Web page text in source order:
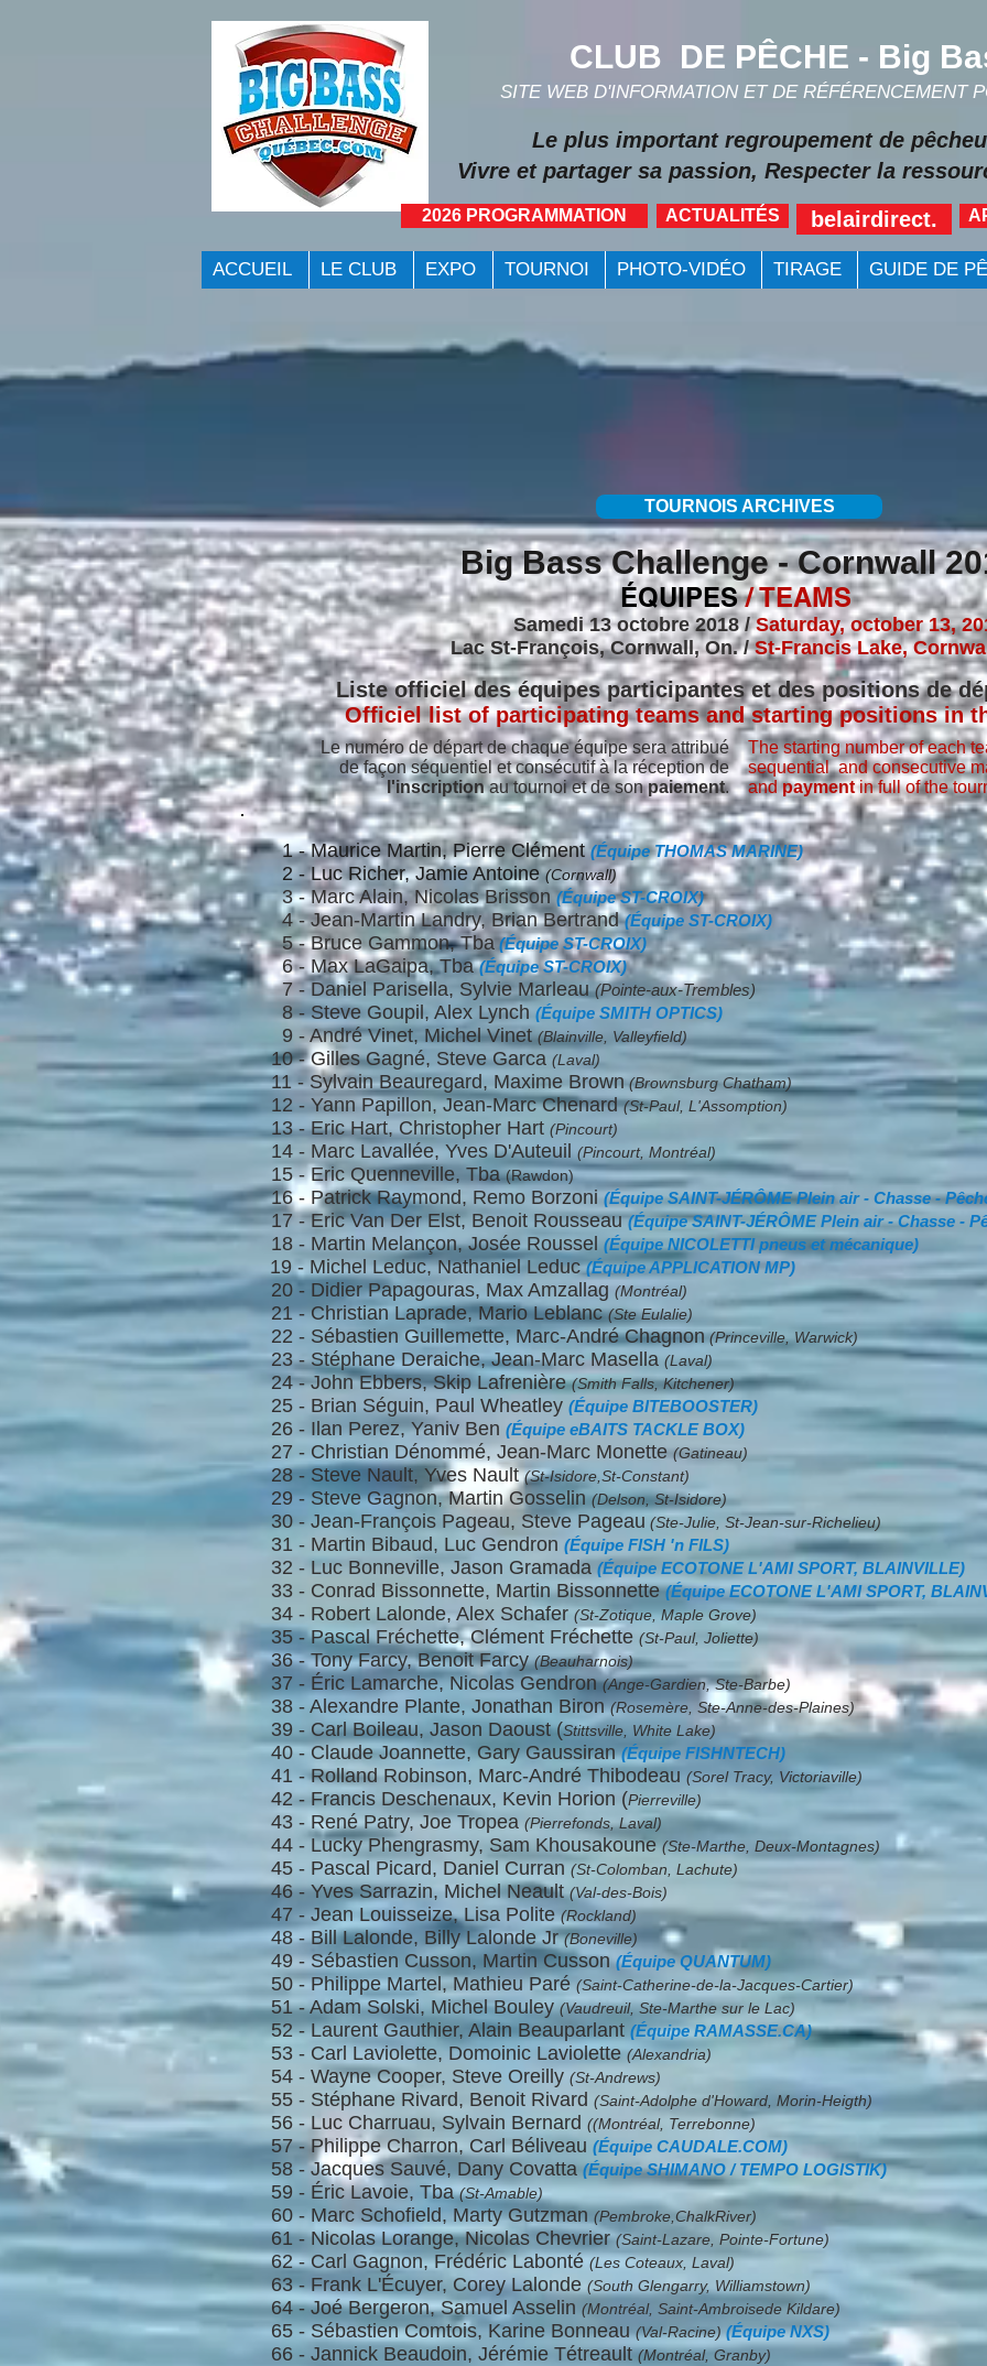
CLUB DE PÊCHE - Big
SITE WEB D'INFORMATION ET DE RÉFÉRENCEMENT
Vivre et partager sa passion, Respecter la
2026 PROGRAMMATION ACTUALITÉS belairdirect.
Le plus important regroupement de
ACCUEIL LE CLUB EXPO TOURNOI PHOTO-VIDÉO TIRAGE GUIDE DE
TOURNOIS ARCHIVES
Big Bass Challenge - Cornwall
ÉQUIPES/ TEAMS
Samedi 13 octobre 2018 /Saturday, october 13,
Lac St-François, Cornwall, On. /St-Francis Lake,
Liste officiel des équipes participantes et des positions de
Officiel list of participating teams and starting positions in
Le numéro de départ de chaque équipe sera attribué
de façon séquentiel et consécutifà la réception de
l'inscriptionau tournoi et de sonpaiement.
The starting number of each
sequential andconsecutive
andpaymentin full of the
1 -Maurice Martin, Pierre Clément(Équipe THOMAS MARINE)
2 - Luc Richer, Jamie Antoine(Cornwall)
3 - Marc Alain, Nicolas Brisson(Équipe ST-CROIX)
4 - Jean-Martin Landry, Brian Bertrand(Équipe ST-CROIX)
5 -Bruce Gammon, Tba (Équipe ST-CROIX)
6 - Max LaGaipa,Tba(Équipe ST-CROIX)
7 -Daniel Parisella, Sylvie Marleau(Pointe-aux-Trembles)
8 - Steve Goupil, Alex Lynch (Équipe SMITH OPTICS)
9 - André Vinet, Michel Vinet(Blainville, Valleyfield)
10 - Gilles Gagné, Steve Garca (Laval)
11 - Sylvain Beauregard, Maxime Brown(Brownsburg Chatham)
12 - Yann Papillon, Jean-Marc Chenard(St-Paul, L'Assomption)
13 - Eric Hart, Christopher Hart (Pincourt)
14 - Marc Lavallée, Yves D'Auteuil (Pincourt, Montréal)
15 - Eric Quenneville, Tba(Rawdon)
16 - Patrick Raymond, Remo Borzoni (Équipe SAINT-JÉRÔME Plein air - Chasse -
17 - Eric Van Der Elst, Benoit Rousseau(Équipe SAINT-JÉRÔME Plein air - Chasse -
18 - Martin Melançon, Josée Roussel (Équipe NICOLETTI pneus et mécanique)
19 - Michel Leduc, Nathaniel Leduc(Équipe APPLICATION MP)
20 - Didier Papagouras, Max Amzallag (Montréal)
21 - Christian Laprade, Mario Leblanc(Ste Eulalie)
22 - Sébastien Guillemette, Marc-André Chagnon(Princeville, Warwick)
23 - Stéphane Deraiche, Jean-Marc Masella (Laval)
24 - John Ebbers, Skip Lafrenière(Smith Falls, Kitchener)
25 - Brian Séguin, Paul Wheatley (Équipe BITEBOOSTER)
26 - Ilan Perez, Yaniv Ben (Équipe eBAITS TACKLE BOX)
27 - Christian Dénommé, Jean-Marc Monette(Gatineau)
28 - Steve Nault, Yves Nault(St-Isidore,St-Constant)
29 - Steve Gagnon, Martin Gosselin(Delson, St-Isidore)
30 - Jean-François Pageau, Steve Pageau (Ste-Julie, St-Jean-sur-Richelieu)
31 - Martin Bibaud, Luc Gendron (Équipe FISH 'n FILS)
32 - Luc Bonneville, Jason Gramada (Équipe ECOTONE L'AMI SPORT, BLAINVILLE)
33 - Conrad Bissonnette, Martin Bissonnette(Équipe ECOTONE L'AMI SPORT,
34 - Robert Lalonde, Alex Schafer (St-Zotique, Maple Grove)
35 - Pascal Fréchette, Clément Fréchette (St-Paul, Joliette)
36 - Tony Farcy, Benoit Farcy(Beauharnois)
37 - Éric Lamarche, Nicolas Gendron(Ange-Gardien, Ste-Barbe)
38 - Alexandre Plante, Jonathan Biron(Rosemère, Ste-Anne-des-Plaines)
39 - Carl Boileau, Jason Daoust (Stittsville, White Lake)
40 - Claude Joannette, Gary Gaussiran(Équipe FISHNTECH)
41 - Rolland Robinson, Marc-André Thibodeau (Sorel Tracy, Victoriaville)
42 - Francis Deschenaux, Kevin Horion (Pierreville)
43 - René Patry, Joe Tropea (Pierrefonds, Laval)
44 - Lucky Phengrasmy, Sam Khousakoune(Ste-Marthe, Deux-Montagnes)
45 - Pascal Picard, Daniel Curran (St-Colomban, Lachute)
46 - Yves Sarrazin, Michel Neault(Val-des-Bois)
47 - Jean Louisseize, Lisa Polite(Rockland)
48 - Bill Lalonde, Billy Lalonde Jr(Boneville)
49 - Sébastien Cusson, Martin Cusson(Équipe QUANTUM)
50 - Philippe Martel, Mathieu Paré(Saint-Catherine-de-la-Jacques-Cartier)
51 - Adam Solski, Michel Bouley(Vaudreuil, Ste-Marthe sur le Lac)
52 - Laurent Gauthier, Alain Beauparlant (Équipe RAMASSE.CA)
53 - Carl Laviolette, Domoinic Laviolette(Alexandria)
54 - Wayne Cooper, Steve Oreilly (St-Andrews)
55 - Stéphane Rivard, Benoit Rivard (Saint-Adolphe d'Howard, Morin-Heigth)
56 - Luc Charruau, Sylvain Bernard ((Montréal, Terrebonne)
57 - Philippe Charron, Carl Béliveau (Équipe CAUDALE.COM)
58 - Jacques Sauvé, Dany Covatta (Équipe SHIMANO / TEMPO LOGISTIK)
59 - Éric Lavoie, Tba(St-Amable)
60 - Marc Schofield, Marty Gutzman (Pembroke,ChalkRiver)
61 - Nicolas Lorange, Nicolas Chevrier(Saint-Lazare, Pointe-Fortune)
62 - Carl Gagnon, Frédéric Labonté (Les Coteaux, Laval)
63 - Frank L'Écuyer, Corey Lalonde (South Glengarry, Williamstown)
64 - Joé Bergeron, Samuel Asselin (Montréal, Saint-Ambroisede Kildare)
65 - Sébastien Comtois, Karine Bonneau(Val-Racine)(Équipe NXS)
66 - Jannick Beaudoin, Jérémie Tétreault(Montréal, Granby)